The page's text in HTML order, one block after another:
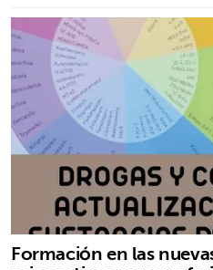
Formación en las